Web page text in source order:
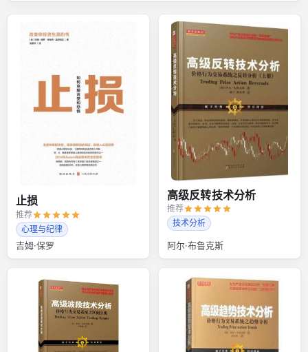
止损
推荐
心理与纪律
吉姆·保罗
高级反转技术分析
推荐
技术分析
阿尔·布鲁克斯